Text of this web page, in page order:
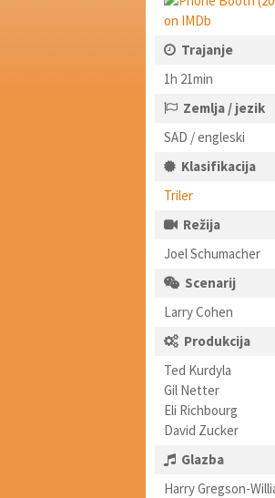
Trajanje
1h 21min
Zemlja / jezik
SAD / engleski
Klasifikacija
Triler
Režija
Joel Schumacher
Scenarij
Larry Cohen
Produkcija
Ted Kurdyla
Gil Netter
Eli Richbourg
David Zucker
Glazba
Harry Gregson-